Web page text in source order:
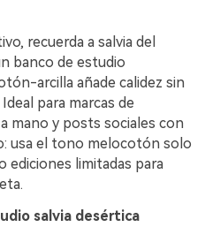
recuerda a salvia del
banco de estudio
arcilla añade calidez sin
para marcas de
mano y posts sociales con
usa el tono melocotón solo
ediciones limitadas para
salvia desértica